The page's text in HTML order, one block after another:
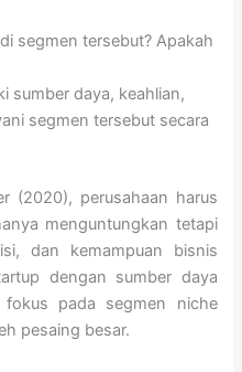
segmen tersebut? Apakah
sumber daya, keahlian,
segmen tersebut secara
(2020), perusahaan harus
menguntungkan tetapi
dan kemampuan bisnis
dengan sumber daya
pada segmen niche
pesaing besar.